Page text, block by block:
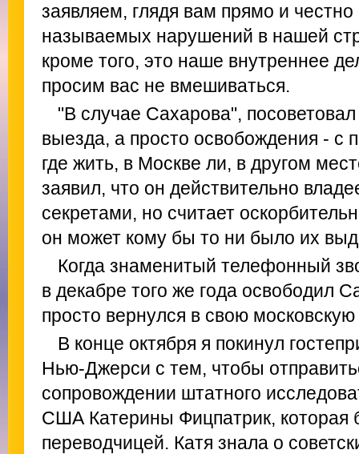
заявляем, глядя вам прямо и честно
называемых нарушений в нашей
кроме того, это наше внутреннее
просим вас не вмешиваться.
"В случае Сахарова",
выезда, а просто освобождения - с
где жить, в Москве ли, в другом
заявил, что он действительно
секретами, но считает
он может кому бы то ни было их
Когда знаменитый телефонный
в декабре того же года освободил
просто вернулся в свою московскую
В конце октября я покинул
Нью-Джерси с тем, чтобы
сопровождении штатного
США Катерины Фицпатрик, которая
переводчицей. Катя знала о